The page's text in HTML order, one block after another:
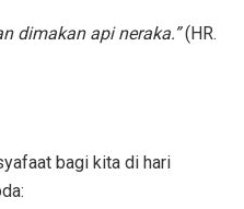
dimakan api neraka.”(HR.
bagi kita di hari